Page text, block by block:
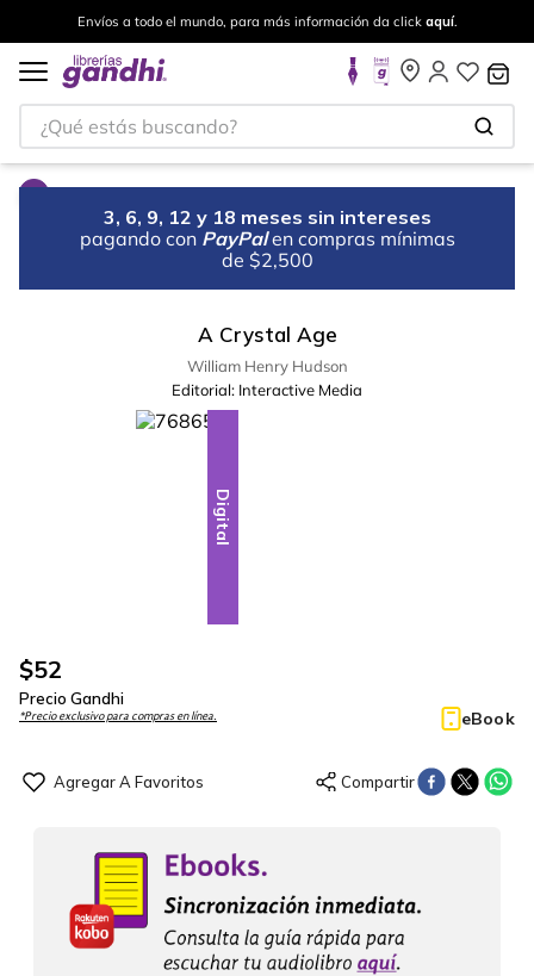
Envíos a todo el mundo, para más información da click aquí.
¿Qué estás buscando?
3, 6, 9, 12 y 18 meses sin intereses
pagando con PayPal en compras mínimas
de $2,500
A Crystal Age
William Henry Hudson
Editorial: Interactive Media
Digital
$52
Precio Gandhi
*Precio exclusivo para compras en línea. eBook